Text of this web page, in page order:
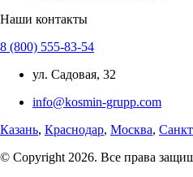
Наши контакты
8 (800) 555-83-54
ул. Садовая, 32
info@kosmin-grupp.com
Казань, Краснодар, Москва,
© Copyright 2026. Все права